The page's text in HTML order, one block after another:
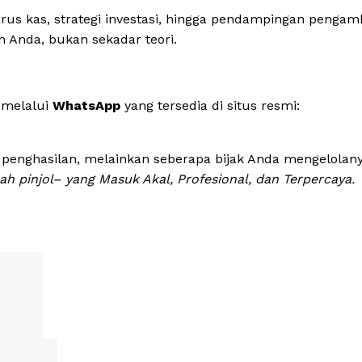
kas, strategi investasi, hingga pendampingan
bukan sekadar teori.
melalui WhatsApp yang tersedia di situs resmi:
melainkan seberapa bijak Anda
pinjol– yang Masuk Akal, Profesional, dan Terpercaya.